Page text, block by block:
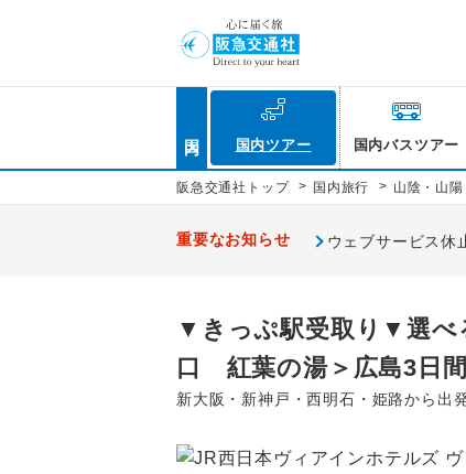
国内ツアー 国内バスツアー
阪急交通社トップ > 国内旅行 > 山陰・山陽
重要なお知らせ ウェブサービス休
▼きっぷ駅受取り▼選べ
口 紅葉の湯＞広島3日間
新大阪・新神戸・西明石・姫路から出